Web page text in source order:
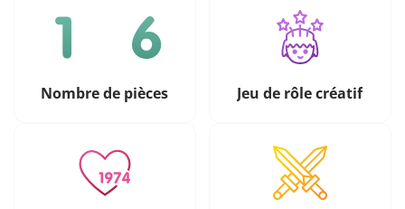
Nombre de pièces Jeu de rôle créatif